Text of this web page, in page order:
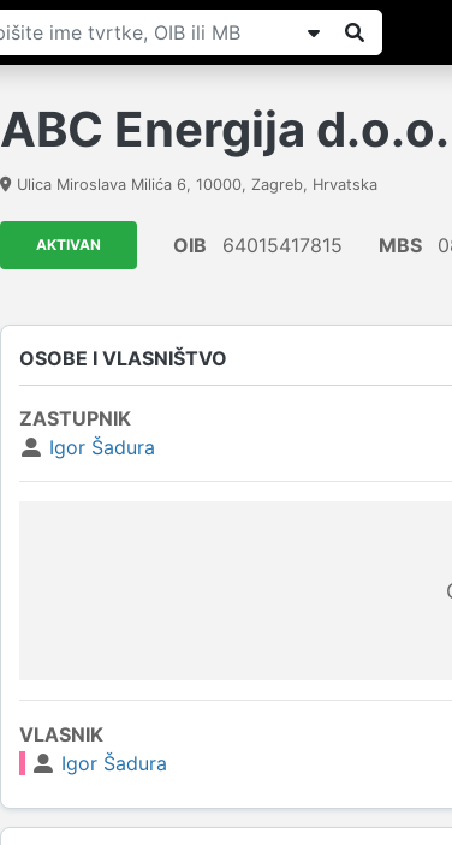
ABC Energija d.o.o.
Ulica Miroslava Milića 6, 10000, Zagreb, Hrvatska
AKTIVAN OIB 64015417815 MBS
OSOBE I VLASNIŠTVO
ZASTUPNIK
Igor Šadura
VLASNIK
Igor Šadura